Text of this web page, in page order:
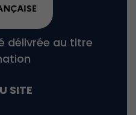
délivrée au titre
SITE